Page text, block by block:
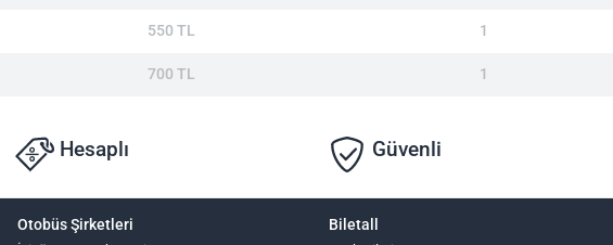
550 TL 1
700 TL 1
Hesaplı Güvenli
Otobüs Şirketleri Biletall